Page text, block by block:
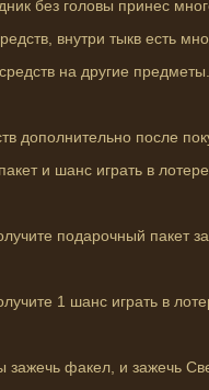
без головы принес
внутри тыкв есть
на другие предметы.
дополнительно после
и шанс играть в
подарочный пакет
1 шанс играть в
зажечь факел, и зажечь